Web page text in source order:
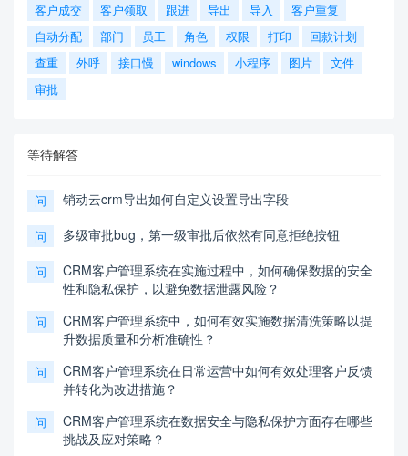
客户成交
客户领取 跟进 导出 导入
客户重复
自动分配
部门 员工 角色 权限 打印
回款计划
查重
外呼 接口慢 windows 小程序 图片
文件
审批
等待解答
问 销动云crm导出如何自定义设置导出字段
问 多级审批bug，第一级审批后依然有同意拒绝按钮
问
CRM客户管理系统在实施过程中，如何确保数据的安全
性和隐私保护，以避免数据泄露风险？
问
CRM客户管理系统中，如何有效实施数据清洗策略以提
升数据质量和分析准确性？
问
CRM客户管理系统在日常运营中如何有效处理客户反馈
并转化为改进措施？
问
CRM客户管理系统在数据安全与隐私保护方面存在哪些
挑战及应对策略？